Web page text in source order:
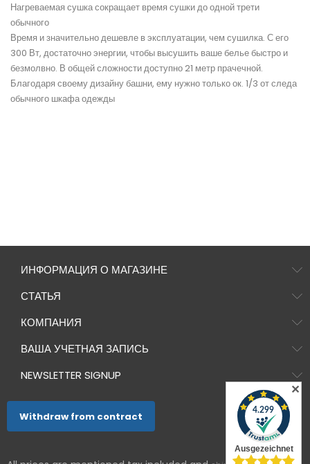
Нагреваемая сушка сокращает время сушки до одной трети
обычного
Время и значительно дешевле в эксплуатации, чем сушилка. С его
300 Вт, достаточно энергии, чтобы высушить ваше белье быстро и
безмолвно. В общей сложности доступно 21 метр прачечной.
Благодаря своему дизайну башни, ему нужно только ок. 1/3 от следа
обычного шкафа одежды
ИНФОРМАЦИЯ О МАГАЗИНЕ
СТАТЬЯ
КОМПАНИЯ
ВАША УЧЕТНАЯ ЗАПИСЬ
NEWSLETTER SIGNUP
Withdraw from contract
✕